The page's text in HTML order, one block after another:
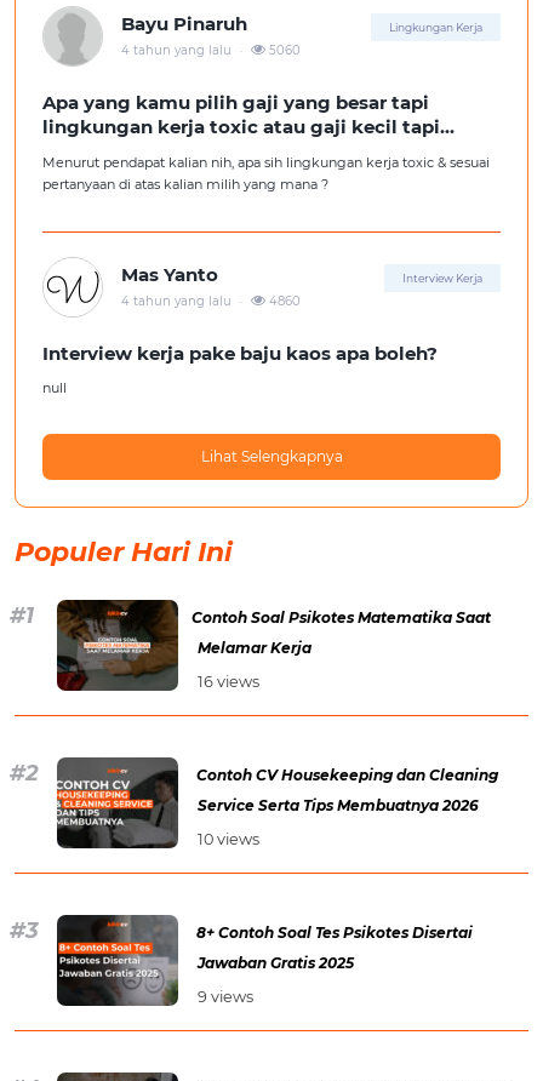
Bayu Pinaruh Lingkungan Kerja
4 tahun yang lalu . 5060
Apa yang kamu pilih gaji yang besar tapi
lingkungan kerja toxic atau gaji kecil tapi
Menurut pendapat kalian nih, apa sih lingkungan kerja toxic & sesuai
pertanyaan di atas kalian milih yang mana ?
Mas Yanto Interview Kerja
4 tahun yang lalu . 4860
Interview kerja pake baju kaos apa boleh?
null
Lihat Selengkapnya
Populer Hari Ini
Contoh Soal Psikotes Matematika Saat
Melamar Kerja
16 views
Contoh CV Housekeeping dan Cleaning
Service Serta Tips Membuatnya 2026
10 views
8+ Contoh Soal Tes Psikotes Disertai
Jawaban Gratis 2025
9 views